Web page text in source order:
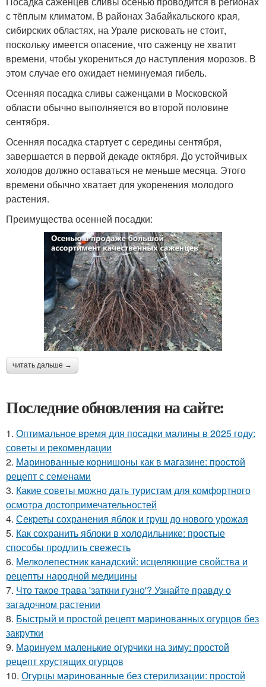
с тёплым климатом. В районах Забайкальского края,
сибирских областях, на Урале рисковать не стоит,
поскольку имеется опасение, что саженцу не хватит
времени, чтобы укорениться до наступления морозов. В
этом случае его ожидает неминуемая гибель.
Осенняя посадка сливы саженцами в Московской
области обычно выполняется во второй половине
сентября.
Осенняя посадка стартует с середины сентября,
завершается в первой декаде октября. До устойчивых
холодов должно оставаться не меньше месяца. Этого
времени обычно хватает для укоренения молодого
растения.
Преимущества осенней посадки:
читать дальше →
Последние обновления на сайте:
1. Оптимальное время для посадки малины в 2025 году:
советы и рекомендации
2. Маринованные корнишоны как в магазине: простой
рецепт с семенами
3. Какие советы можно дать туристам для комфортного
осмотра достопримечательностей
4. Секреты сохранения яблок и груш до нового урожая
5. Как сохранить яблоки в холодильнике: простые
способы продлить свежесть
6. Мелколепестник канадский: исцеляющие свойства и
рецепты народной медицины
7. Что такое трава 'заткни гузно'? Узнайте правду о
загадочном растении
8. Быстрый и простой рецепт маринованных огурцов без
закрутки
9. Маринуем маленькие огурчики на зиму: простой
рецепт хрустящих огурцов
10. Огурцы маринованные без стерилизации: простой